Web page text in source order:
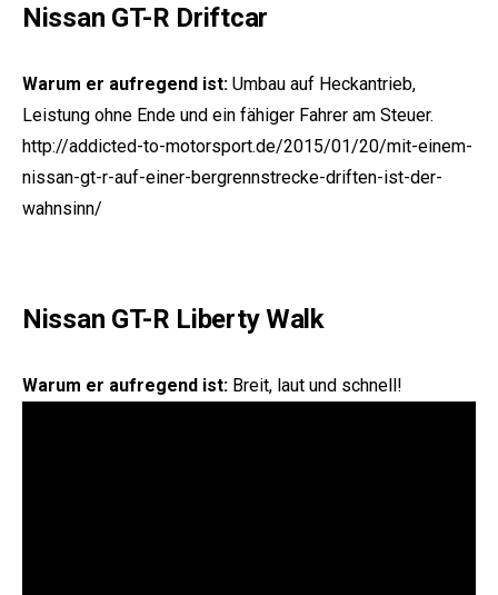
Nissan GT-R Driftcar
Warum er aufregend ist: Umbau auf Heckantrieb,
Leistung ohne Ende und ein fähiger Fahrer am Steuer.
http://addicted-to-motorsport.de/2015/01/20/mit-einem-
nissan-gt-r-auf-einer-bergrennstrecke-driften-ist-der-
wahnsinn/
Nissan GT-R Liberty Walk
Warum er aufregend ist: Breit, laut und schnell!